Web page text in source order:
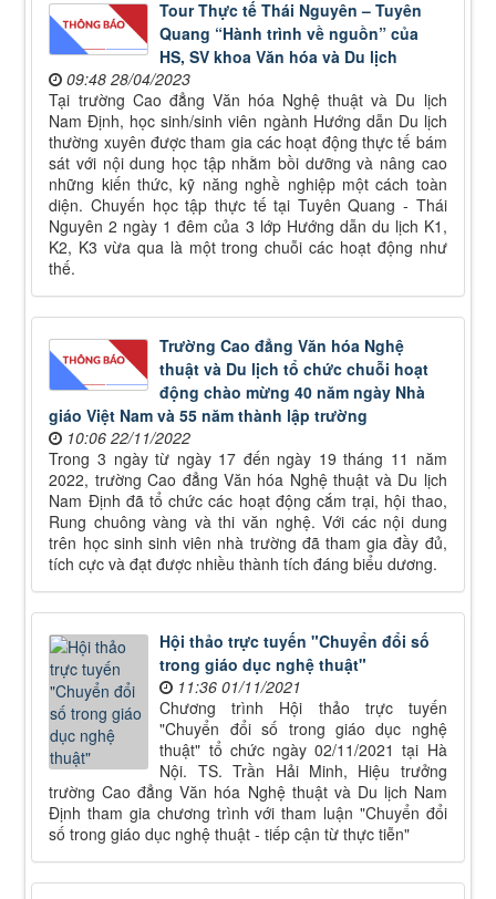
Tour Thực tế Thái Nguyên – Tuyên
Quang “Hành trình về nguồn” của
HS, SV khoa Văn hóa và Du lịch
09:48 28/04/2023
Tại trường Cao đẳng Văn hóa Nghệ thuật và Du lịch
Nam Định, học sinh/sinh viên ngành Hướng dẫn Du lịch
thường xuyên được tham gia các hoạt động thực tế bám
sát với nội dung học tập nhằm bồi dưỡng và nâng cao
những kiến thức, kỹ năng nghề nghiệp một cách toàn
diện. Chuyến học tập thực tế tại Tuyên Quang - Thái
Nguyên 2 ngày 1 đêm của 3 lớp Hướng dẫn du lịch K1,
K2, K3 vừa qua là một trong chuỗi các hoạt động như
thế.
Trường Cao đẳng Văn hóa Nghệ
thuật và Du lịch tổ chức chuỗi hoạt
động chào mừng 40 năm ngày Nhà
giáo Việt Nam và 55 năm thành lập trường
10:06 22/11/2022
Trong 3 ngày từ ngày 17 đến ngày 19 tháng 11 năm
2022, trường Cao đẳng Văn hóa Nghệ thuật và Du lịch
Nam Định đã tổ chức các hoạt động cắm trại, hội thao,
Rung chuông vàng và thi văn nghệ. Với các nội dung
trên học sinh sinh viên nhà trường đã tham gia đầy đủ,
tích cực và đạt được nhiều thành tích đáng biểu dương.
Hội thảo trực tuyến "Chuyển đổi số
trong giáo dục nghệ thuật"
11:36 01/11/2021
Chương trình Hội thảo trực tuyến
"Chuyển đổi số trong giáo dục nghệ
thuật" tổ chức ngày 02/11/2021 tại Hà
Nội. TS. Trần Hải Minh, Hiệu trưởng
trường Cao đẳng Văn hóa Nghệ thuật và Du lịch Nam
Định tham gia chương trình với tham luận "Chuyển đổi
số trong giáo dục nghệ thuật - tiếp cận từ thực tiễn"